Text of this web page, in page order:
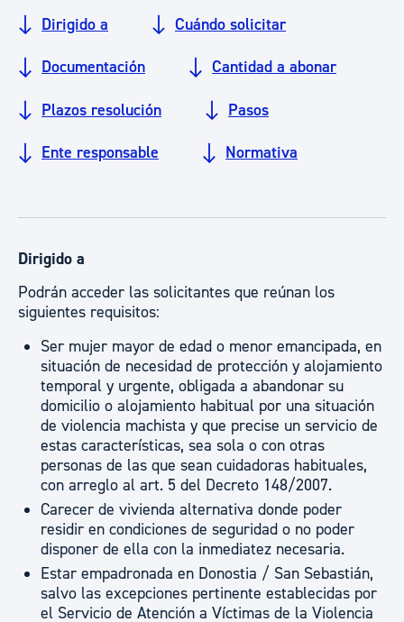
Dirigido a Cuándo solicitar
Documentación Cantidad a abonar
Plazos resolución Pasos
Ente responsable Normativa
Dirigido a
Podrán acceder las solicitantes que reúnan los
siguientes requisitos:
Ser mujer mayor de edad o menor emancipada, en
situación de necesidad de protección y alojamiento
temporal y urgente, obligada a abandonar su
domicilio o alojamiento habitual por una situación
de violencia machista y que precise un servicio de
estas características, sea sola o con otras
personas de las que sean cuidadoras habituales,
con arreglo al art. 5 del Decreto 148/2007.
Carecer de vivienda alternativa donde poder
residir en condiciones de seguridad o no poder
disponer de ella con la inmediatez necesaria.
Estar empadronada en Donostia / San Sebastián,
salvo las excepciones pertinente establecidas por
el Servicio de Atención a Víctimas de la Violencia